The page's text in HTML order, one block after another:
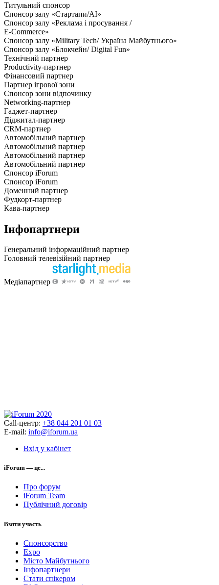
Титульний спонсор
Спонсор залу «Стартапи/AI»
Спонсор залу «Реклама і просування /
E-Commerce»
Спонсор залу «Military Tech/ Україна Майбутнього»
Спонсор залу «Блокчейн/ Digital Fun»
Технічний партнер
Productivity-партнер
Фінансовий партнер
Партнер ігрової зони
Спонсор зони відпочинку
Networking-партнер
Гаджет-партнер
Діджитал-партнер
CRM-партнер
Автомобільний партнер
Автомобільний партнер
Автомобільний партнер
Автомобільний партнер
Спонсор iForum
Спонсор iForum
Доменний партнер
Фудкорт-партнер
Кава-партнер
Інфопартнери
Генеральний інформаційний партнер
Головний телевізійний партнер
Медіапартнер
Call-центр: +38 044 201 01 03
E-mail: info@iforum.ua
Вхід у кабінет
iForum — це...
Про форум
iForum Team
Публічний договір
Взяти участь
Спонсорство
Expo
Місто Майбутнього
Інфопартнери
Стати спікером